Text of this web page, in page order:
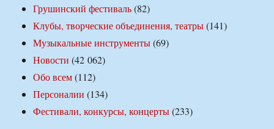
Грушинский фестиваль(82)
Клубы, творческие объединения, театры(141)
Музыкальные инструменты(69)
Новости (42 062)
Обо всем(112)
Персоналии (134)
Фестивали, конкурсы, концерты(233)